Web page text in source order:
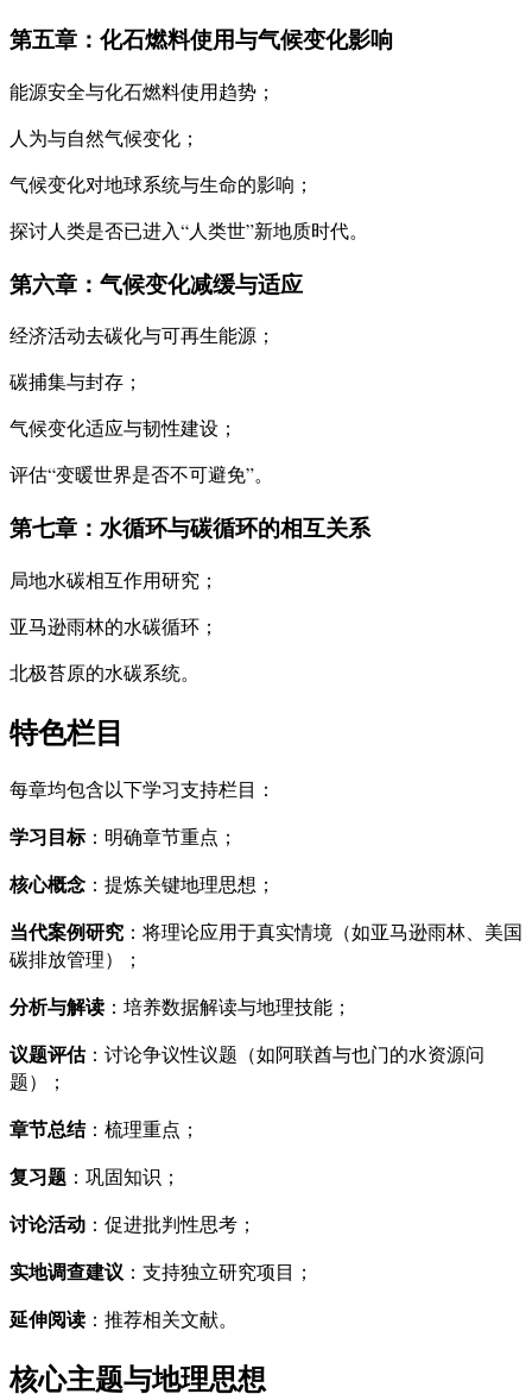
第五章：化石燃料使用与气候变化影响
能源安全与化石燃料使用趋势；
人为与自然气候变化；
气候变化对地球系统与生命的影响；
探讨人类是否已进入“人类世”新地质时代。
第六章：气候变化减缓与适应
经济活动去碳化与可再生能源；
碳捕集与封存；
气候变化适应与韧性建设；
评估“变暖世界是否不可避免”。
第七章：水循环与碳循环的相互关系
局地水碳相互作用研究；
亚马逊雨林的水碳循环；
北极苔原的水碳系统。
特色栏目
每章均包含以下学习支持栏目：
学习目标：明确章节重点；
核心概念 ：提炼关键地理思想；
当代案例研究 ：将理论应用于真实情境（如亚马逊雨林、美国
碳排放管理）；
分析与解读 ：培养数据解读与地理技能；
议题评估：讨论争议性议题（如阿联酋与也门的水资源问
题）；
章节总结：梳理重点；
复习题 ：巩固知识；
讨论活动 ：促进批判性思考；
实地调查建议 ：支持独立研究项目；
延伸阅读 ：推荐相关文献。
核心主题与地理思想